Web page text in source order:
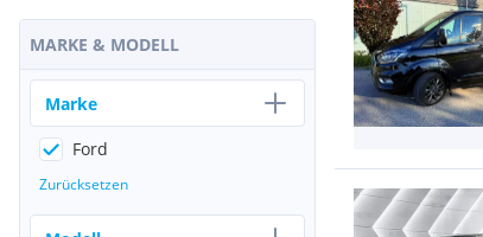
MARKE & MODELL
Marke
Ford
Zurücksetzen